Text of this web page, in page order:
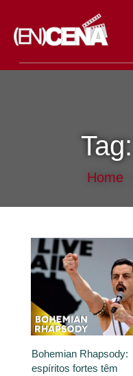
Tag:
Home
Bohemian Rhapsody:
espíritos fortes têm